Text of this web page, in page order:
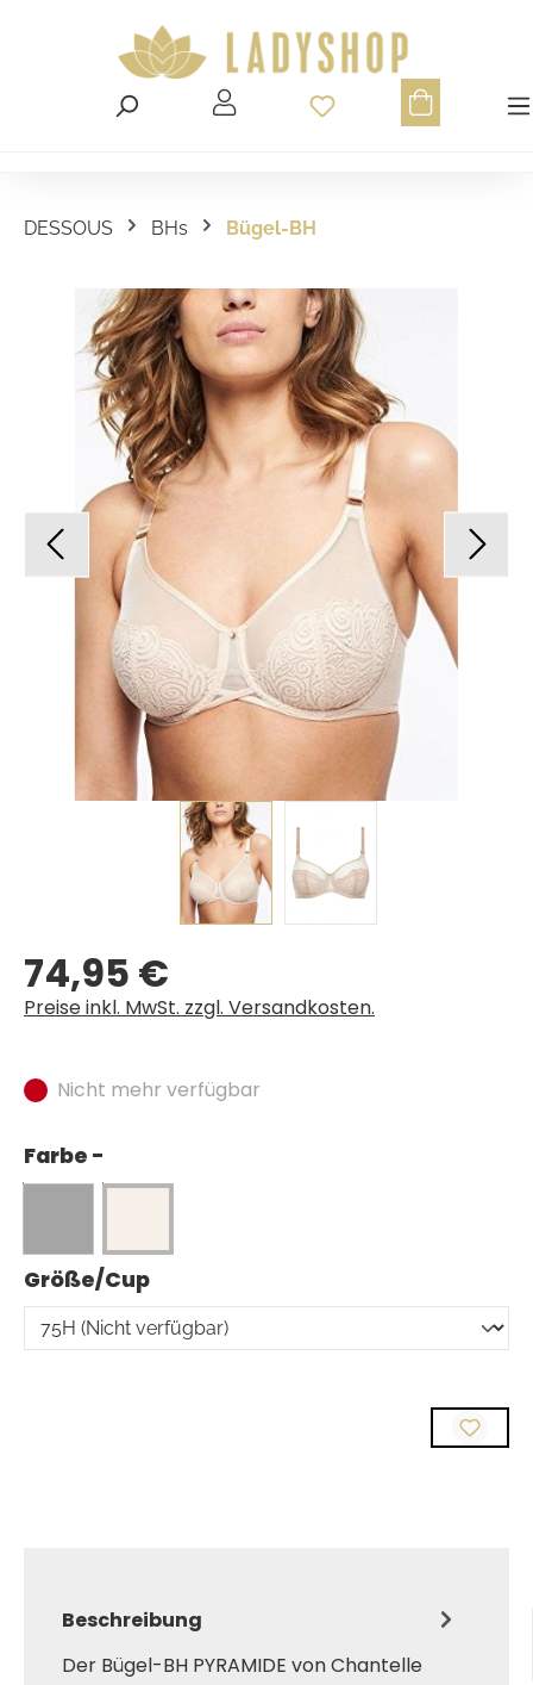
Du hast 0
DESSOUS BHs Bügel-BH
Bildergalerie überspringen
Regulärer Preis:
74,95 €
Preise inkl. MwSt. zzgl. Versandkosten.
Nicht mehr verfügbar
Farbe -
Größe/Cupauswählen
Beschreibung
Der Bügel-BH PYRAMIDE von Chantelle